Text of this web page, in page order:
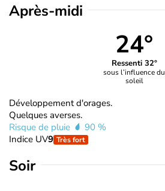
Après-midi
24°
Ressenti 32°
sous l’influence du
soleil
Développement d'orages.
Quelques averses.
Risque de pluie
90 %
Indice UV9 Très fort
Soir